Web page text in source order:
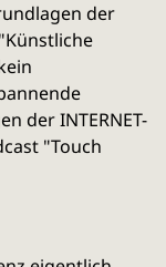
der
der INTERNET-
"Touch